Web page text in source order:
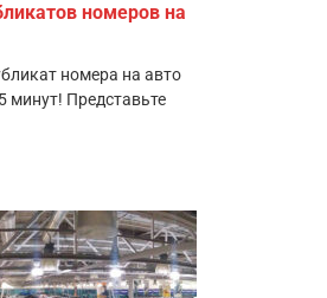
номеров на
номера на авто
минут! Представьте